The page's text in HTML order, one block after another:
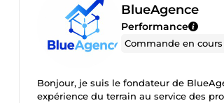
BlueAgence
Performance
Commande en
Bonjour, je suis le fondateur de
expérience du terrain au service des